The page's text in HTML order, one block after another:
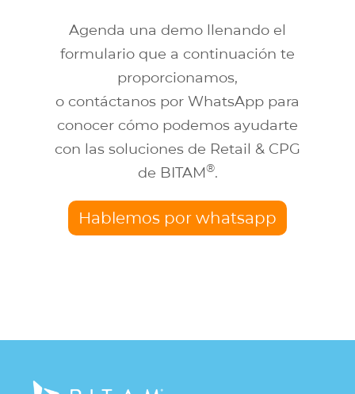
Agenda una demo llenando el
formulario que a continuación te
proporcionamos,
o contáctanos por WhatsApp para
conocer cómo podemos ayudarte
con las soluciones de Retail & CPG
de BITAM®.
Hablemos por whatsapp